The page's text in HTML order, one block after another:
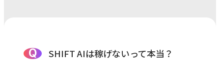
Q SHIFT AIは稼げないって本当？